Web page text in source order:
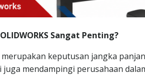
Sangat Penting?
keputusan jangka
mendampingi perusahaan